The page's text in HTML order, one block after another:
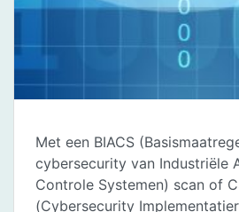
Met een BIACS
cybersecurity van Industriële
Controle Systemen) scan of
(Cybersecurity